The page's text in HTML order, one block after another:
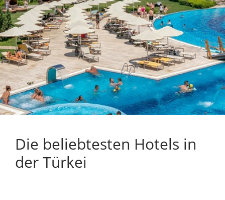
Die beliebtesten Hotels in
der Türkei